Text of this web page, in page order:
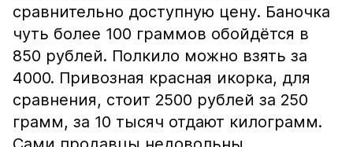
сравнительно доступную цену. Баночка
чуть более 100 граммов обойдётся в
850 рублей. Полкило можно взять за
4000. Привозная красная икорка, для
сравнения, стоит 2500 рублей за 250
грамм, за 10 тысяч отдают килограмм.